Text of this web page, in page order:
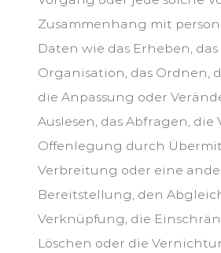
Zusammenhang mit
Daten wie das Erheben, das
Organisation, das Ordnen,
die Anpassung oder
Auslesen, das Abfragen,
Offenlegung durch
Verbreitung oder eine
Bereitstellung, den
Verknüpfung, die
Löschen oder die